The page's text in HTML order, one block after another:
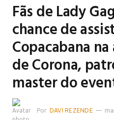
Fãs de Lady
chance de
Copacabana
de Corona,
master do
Por DAVI REZENDE